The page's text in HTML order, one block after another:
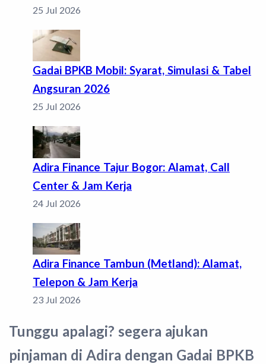
25 Jul 2026
Gadai BPKB Mobil: Syarat, Simulasi & Tabel
Angsuran 2026
25 Jul 2026
Adira Finance Tajur Bogor: Alamat, Call
Center & Jam Kerja
24 Jul 2026
Adira Finance Tambun (Metland): Alamat,
Telepon & Jam Kerja
23 Jul 2026
Tunggu apalagi? segera ajukan
pinjaman di Adira dengan Gadai BPKB